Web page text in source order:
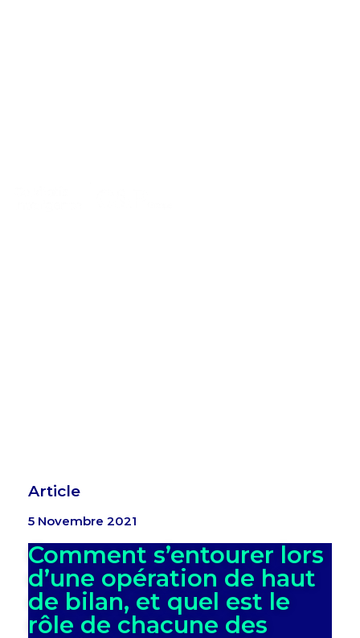
Article
5 Novembre 2021
Comment s’entourer lors
d’une opération de haut
de bilan, et quel est le
rôle de chacune des